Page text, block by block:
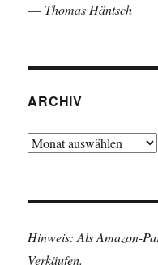
— Thomas Häntsch
ARCHIV
Archiv
Hinweis: Als Amazon-
Verkäufen.